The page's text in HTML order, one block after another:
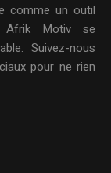
comme un outil
Afrik Motiv se
Suivez-nous
pour ne rien